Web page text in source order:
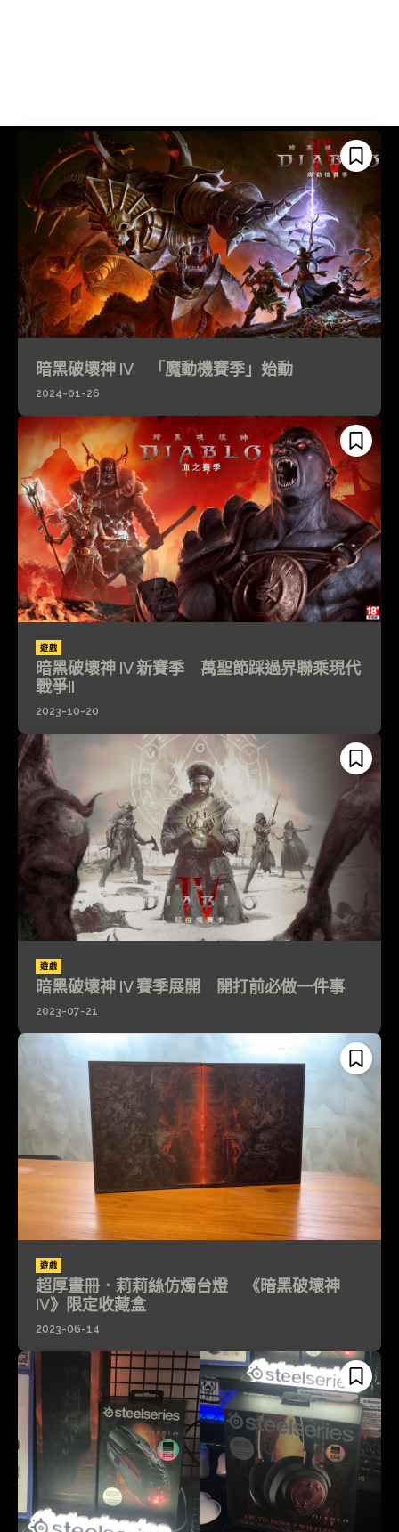
暗黑破壞神 IV 「魔動機賽季」始動
2024-01-26
遊戲
暗黑破壞神 IV 新賽季 萬聖節踩過界聯乘現代
戰爭II
2023-10-20
遊戲
暗黑破壞神 IV 賽季展開 開打前必做一件事
2023-07-21
遊戲
超厚畫冊．莉莉絲仿燭台燈 《暗黑破壞神
IV》限定收藏盒
2023-06-14